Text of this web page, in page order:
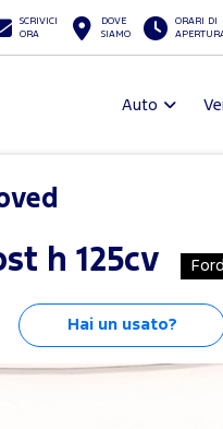
SCRIVICI
ORA
DOVE
SIAMO
ORARI DI
Auto
h 125cv
Hai un usato?